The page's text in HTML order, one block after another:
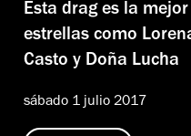
Esta drag es la
estrellas como
Casto y Doña Lucha
sábado 1 julio 2017